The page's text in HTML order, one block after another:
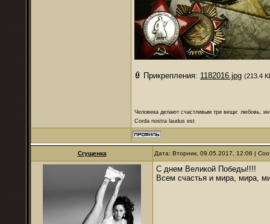
Прикрепления: 1182016.jpg (213.4
Человека делают счастливым три вещи: любовь,
Corda nostra laudus est
Сгущенка Дата: Вторник, 09.05.2017, 12:06 |
С днем Великой Победы!!!!
Всем счастья и мира, мира,